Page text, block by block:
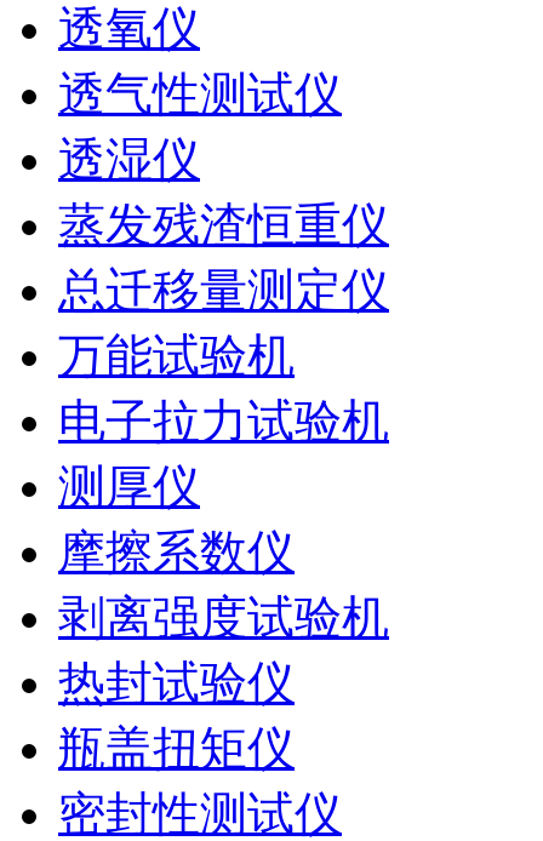
透氧仪
透气性测试仪
透湿仪
蒸发残渣恒重仪
总迁移量测定仪
万能试验机
电子拉力试验机
测厚仪
摩擦系数仪
剥离强度试验机
热封试验仪
瓶盖扭矩仪
密封性测试仪